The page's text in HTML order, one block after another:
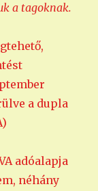
a tagoknak.
a dupla
adóalapja
néhány